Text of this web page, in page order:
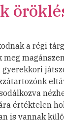
a régi
értéktelen
is vannak